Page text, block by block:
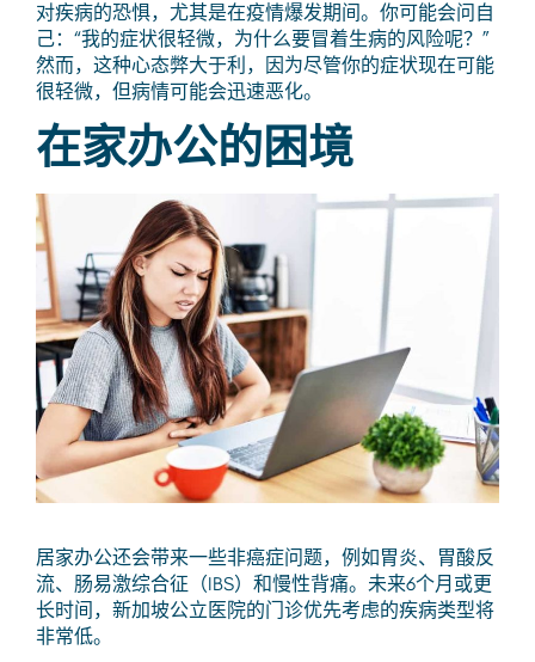
对疾病的恐惧，尤其是在疫情爆发期间。你可能会问自
己：“我的症状很轻微，为什么要冒着生病的风险呢？”
然而，这种心态弊大于利，因为尽管你的症状现在可能
很轻微，但病情可能会迅速恶化。
在家办公的困境
居家办公还会带来一些非癌症问题，例如胃炎、胃酸反
流、肠易激综合征（IBS）和慢性背痛。未来6个月或更
长时间，新加坡公立医院的门诊优先考虑的疾病类型将
非常低。